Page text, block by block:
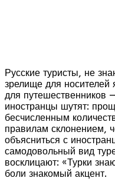
Русские туристы, не
зрелище для носителей
для путешественников
иностранцы шутят:
бесчисленным
правилам склонением,
объясниться с
самодовольный вид
восклицают: «Турки
боли знакомый акцент.